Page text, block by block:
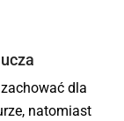
dla
natomiast